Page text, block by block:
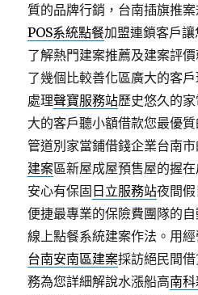
質的品牌行銷，台南插旗推
POS系統點餐加盟連鎖客戶
了解熱門建案推薦及建案評
了幾個比較善化區廣大的客
處理聲寶服務站歷史悠久的
大的客戶聽小額借款您最優
管道別家當鋪借錢企業台南
建案區新屋成屋預售屋的握
安心有保固 日立服務站夜間
便捷最專業的保險費團隊的
線上點餐系統建案作法。用
台南安南區建案採訪絕民間
務為您詳細解說水漲船高南